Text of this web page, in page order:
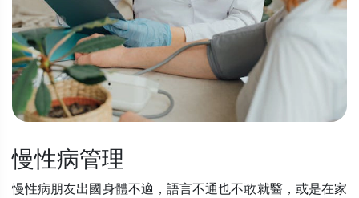
慢性病管理
慢性病朋友出國身體不適，語言不通也不敢就醫，或是在家